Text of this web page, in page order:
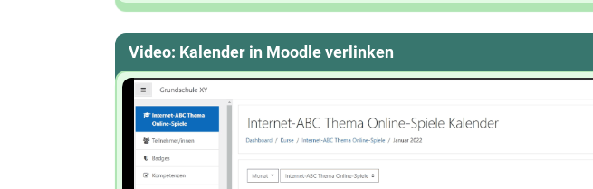
Video: Kalender in Moodle verlinken